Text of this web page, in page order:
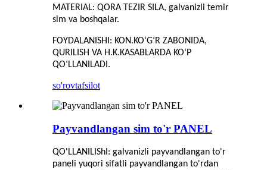
MATERIAL: QORA TEZIR SILA, galvanizli temir
sim va boshqalar.
FOYDALANISHI: KON.KO‘G‘R ZABONIDA,
QURILISH VA H.K.KASABLARDA KO‘P
QO‘LLANILADI.
so'rovtafsilot
Payvandlangan sim to'r PANEL
QO'LLANILIShI: galvanizli payvandlangan to'r
paneli yuqori sifatli payvandlangan to'rdan